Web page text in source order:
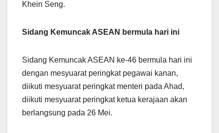
Khein Seng.
Sidang Kemuncak ASEAN bermula hari ini
Sidang Kemuncak ASEAN ke-46 bermula hari ini
dengan mesyuarat peringkat pegawai kanan,
diikuti mesyuarat peringkat menteri pada Ahad,
diikuti mesyuarat peringkat ketua kerajaan akan
berlangsung pada 26 Mei.